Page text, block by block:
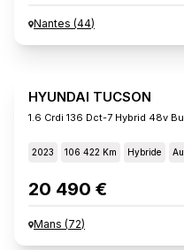
Nantes (44)
HYUNDAI TUCSON
1.6 Crdi 136 Dct-7 Hybrid 48v
2023 106 422 Km Hybride
20 490 €
Mans (72)